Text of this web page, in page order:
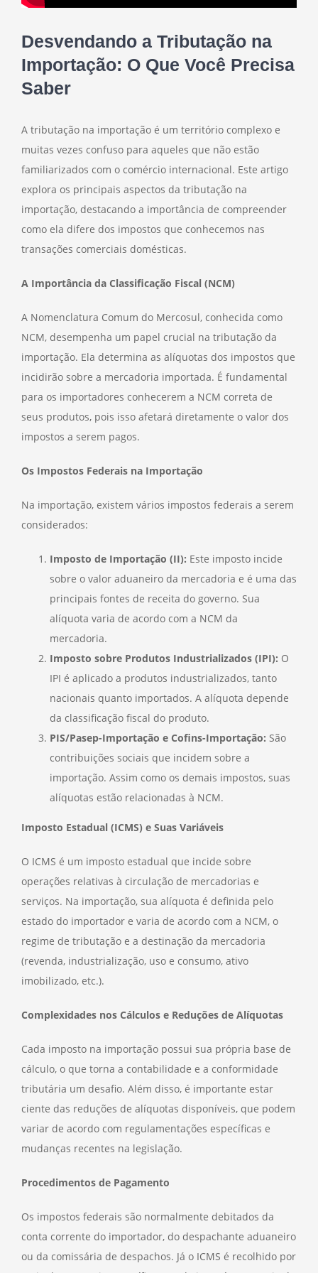
Desvendando a Tributação na
Importação: O Que Você Precisa
Saber
A tributação na importação é um território complexo e
muitas vezes confuso para aqueles que não estão
familiarizados com o comércio internacional. Este artigo
explora os principais aspectos da tributação na
importação, destacando a importância de compreender
como ela difere dos impostos que conhecemos nas
transações comerciais domésticas.
A Importância da Classificação Fiscal (NCM)
A Nomenclatura Comum do Mercosul, conhecida como
NCM, desempenha um papel crucial na tributação da
importação. Ela determina as alíquotas dos impostos que
incidirão sobre a mercadoria importada. É fundamental
para os importadores conhecerem a NCM correta de
seus produtos, pois isso afetará diretamente o valor dos
impostos a serem pagos.
Os Impostos Federais na Importação
Na importação, existem vários impostos federais a serem
considerados:
Imposto de Importação (II): Este imposto incide
sobre o valor aduaneiro da mercadoria e é uma das
principais fontes de receita do governo. Sua
alíquota varia de acordo com a NCM da
mercadoria.
Imposto sobre Produtos Industrializados (IPI): O
IPI é aplicado a produtos industrializados, tanto
nacionais quanto importados. A alíquota depende
da classificação fiscal do produto.
PIS/Pasep-Importação e Cofins-Importação: São
contribuições sociais que incidem sobre a
importação. Assim como os demais impostos, suas
alíquotas estão relacionadas à NCM.
Imposto Estadual (ICMS) e Suas Variáveis
O ICMS é um imposto estadual que incide sobre
operações relativas à circulação de mercadorias e
serviços. Na importação, sua alíquota é definida pelo
estado do importador e varia de acordo com a NCM, o
regime de tributação e a destinação da mercadoria
(revenda, industrialização, uso e consumo, ativo
imobilizado, etc.).
Complexidades nos Cálculos e Reduções de Alíquotas
Cada imposto na importação possui sua própria base de
cálculo, o que torna a contabilidade e a conformidade
tributária um desafio. Além disso, é importante estar
ciente das reduções de alíquotas disponíveis, que podem
variar de acordo com regulamentações específicas e
mudanças recentes na legislação.
Procedimentos de Pagamento
Os impostos federais são normalmente debitados da
conta corrente do importador, do despachante aduaneiro
ou da comissária de despachos. Já o ICMS é recolhido por